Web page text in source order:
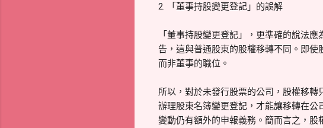
2. 「董事持股變更登記」的誤解
「董事持股變更登記」，更準確的說法
告，這與普通股東的股權移轉不同。即使
而非董事的職位。
所以，對於未發行股票的公司，股權移
辦理股東名簿變更登記，才能讓移轉在
變動仍有額外的申報義務。簡而言之，